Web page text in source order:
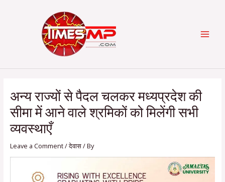
अन्य राज्यों से पैदल चलकर मध्यप्रदेश की
सीमा में आने वाले श्रमिकों को मिलेंगी सभी
व्यवस्थाएँ
Leave a Comment/देवास/ By
navigation